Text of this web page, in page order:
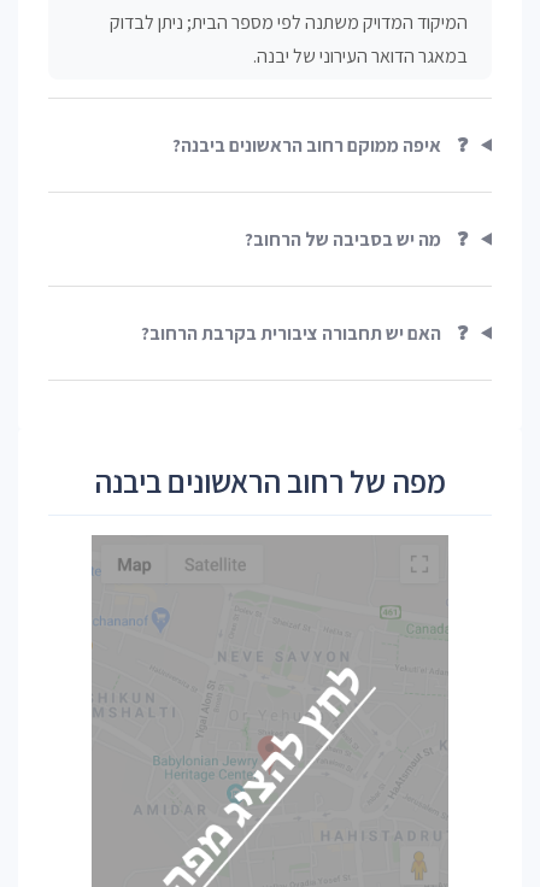
המיקוד המדויק משתנה לפי מספר הבית; ניתן לבדוק
במאגר הדואר העירוני של יבנה.
❓ איפה ממוקם רחוב הראשונים ביבנה?
❓ מה יש בסביבה של הרחוב?
❓ האם יש תחבורה ציבורית בקרבת הרחוב?
מפה של רחוב הראשונים ביבנה